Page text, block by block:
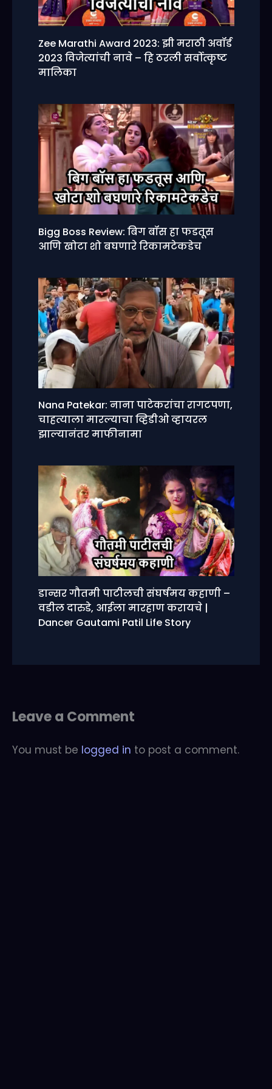
Zee Marathi Award 2023: झी मराठी अवॉर्ड
2023 विजेत्यांची नावे – हि ठरली सर्वोत्कृष्ट
मालिका
Bigg Boss Review: बिग बॉस हा फडतूस
आणि खोटा शो बघणारे रिकामटेकडेच
Nana Patekar: नाना पाटेकरांचा रागटपणा,
चाहत्याला मारल्याचा व्हिडीओ व्हायरल
झाल्यानंतर माफीनामा
डान्सर गौतमी पाटीलची संघर्षमय कहाणी –
वडील दारुडे, आईला मारहाण करायचे |
Dancer Gautami Patil Life Story
Leave a Comment
You must be logged in to post a comment.